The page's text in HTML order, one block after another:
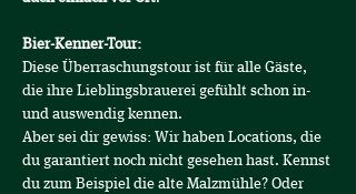
Bier-Kenner-Tour:
Diese Überraschungstour ist für alle Gäste,
die ihre Lieblingsbrauerei gefühlt schon in-
und auswendig kennen.
Aber sei dir gewiss: Wir haben Locations, die
du garantiert noch nicht gesehen hast. Kennst
du zum Beispiel die alte Malzmühle? Oder